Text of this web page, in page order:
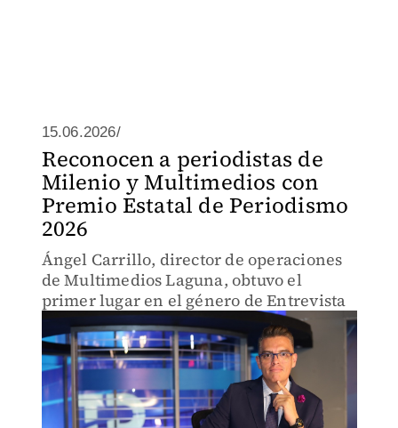
15.06.2026/
Reconocen a periodistas de
Milenio y Multimedios con
Premio Estatal de Periodismo
2026
Ángel Carrillo, director de operaciones
de Multimedios Laguna, obtuvo el
primer lugar en el género de Entrevista